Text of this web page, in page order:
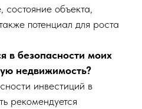
состояние объекта,
потенциал для роста
в безопасности моих
недвижимость?
инвестиций в
рекомендуется